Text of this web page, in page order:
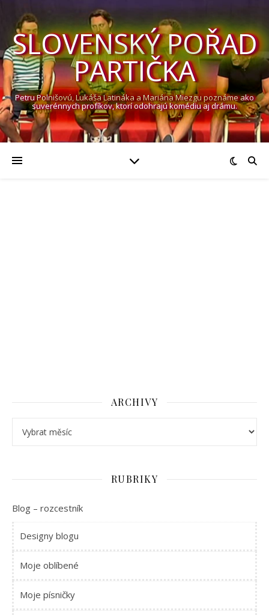
SLOVENSKÝ POŘAD
PARTIČKA
Petru Polnišovú, Lukáša Latináka a Mariána Miezgu poznáme ako
suverénnych profíkov, ktorí odohrajú komédiu aj drámu.
ARCHIVY
RUBRIKY
Blog – rozcestník
Designy blogu
Moje oblíbené
Moje písničky